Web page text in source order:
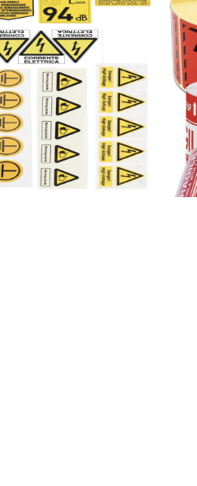
Fiocchi in tessuto
Bracciali in raso
Econastri
Cartelle colori
FAQ nastri
Richiedi preventivo